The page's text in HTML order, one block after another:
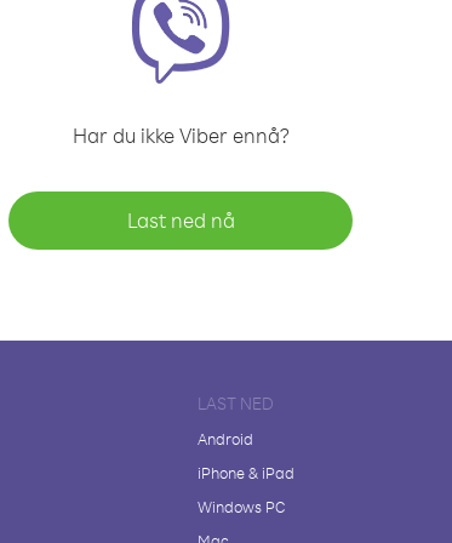
Har du ikke Viber ennå?
Last ned nå
LAST NED
Android
iPhone & iPad
Windows PC